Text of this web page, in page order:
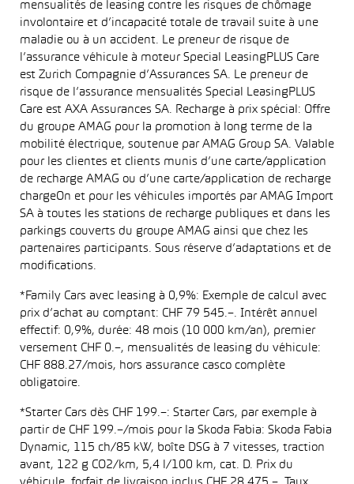
mensualités de leasing contre les risques de chômage
involontaire et d’incapacité totale de travail suite à une
maladie ou à un accident. Le preneur de risque de
l’assurance véhicule à moteur Special LeasingPLUS Care
est Zurich Compagnie d’Assurances SA. Le preneur de
risque de l’assurance mensualités Special LeasingPLUS
Care est AXA Assurances SA. Recharge à prix spécial: Offre
du groupe AMAG pour la promotion à long terme de la
mobilité électrique, soutenue par AMAG Group SA. Valable
pour les clientes et clients munis d’une carte/application
de recharge AMAG ou d’une carte/application de recharge
chargeOn et pour les véhicules importés par AMAG Import
SA à toutes les stations de recharge publiques et dans les
parkings couverts du groupe AMAG ainsi que chez les
partenaires participants. Sous réserve d’adaptations et de
modifications.
*Family Cars avec leasing à 0,9%: Exemple de calcul avec
prix d’achat au comptant: CHF 79 545.–. Intérêt annuel
effectif: 0,9%, durée: 48 mois (10 000 km/an), premier
versement CHF 0.–, mensualités de leasing du véhicule:
CHF 888.27/mois, hors assurance casco complète
obligatoire.
*Starter Cars dès CHF 199.–: Starter Cars, par exemple à
partir de CHF 199.–/mois pour la Skoda Fabia: Skoda Fabia
Dynamic, 115 ch/85 kW, boîte DSG à 7 vitesses, traction
avant, 122 g CO2/km, 5,4 l/100 km, cat. D. Prix du